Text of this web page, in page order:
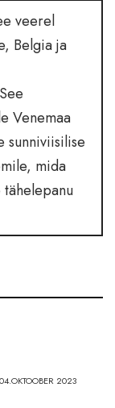
veerel
Belgia ja
Venemaa
sunniviisilise
mida
04.OKTOOBER 2023